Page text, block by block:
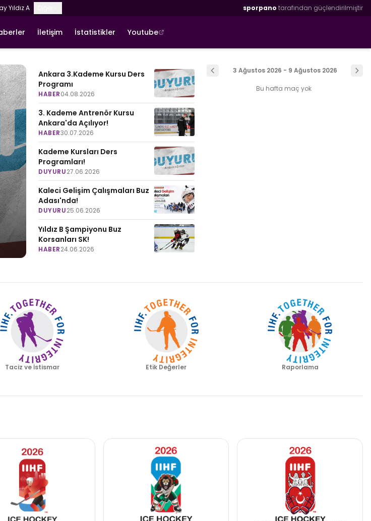
Yıldız A sporpano tarafından güçlendirilmiştir
İletişim İstatistikler Youtube
Ankara 3.Kademe Kursu Ders
Programı
HABER04.08.2026
3. Kademe Antrenör Kursu
Ankara'da Açılıyor!
HABER30.07.2026
Kademe Kursları Ders
Programları!
DUYURU27.06.2026
Kaleci Gelişim Çalışmaları Buz
Adası'nda!
DUYURU25.06.2026
Yıldız B Şampiyonu Buz
Korsanları SK!
HABER24.06.2026
3 Ağustos 2026 - 9 Ağustos 2026
Bu hafta maç yok
Taciz ve İstismar Etik Değerler Raporlama